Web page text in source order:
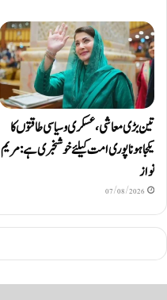
تین بڑی معاشی، عسکری و سیاسی طاقتوں کا
یکجا ہونا پوری امت کیلئے خوشخبری ہے: مریم
نواز
07/08/2026